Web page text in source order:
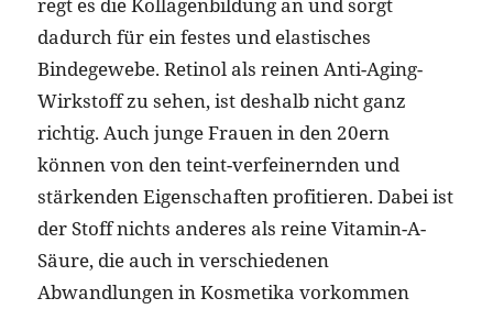
dadurch für ein festes und elastisches
Bindegewebe. Retinol als reinen Anti-Aging-
Wirkstoff zu sehen, ist deshalb nicht ganz
richtig. Auch junge Frauen in den 20ern
können von den teint-verfeinernden und
stärkenden Eigenschaften profitieren. Dabei ist
der Stoff nichts anderes als reine Vitamin-A-
Säure, die auch in verschiedenen
Abwandlungen in Kosmetika vorkommen